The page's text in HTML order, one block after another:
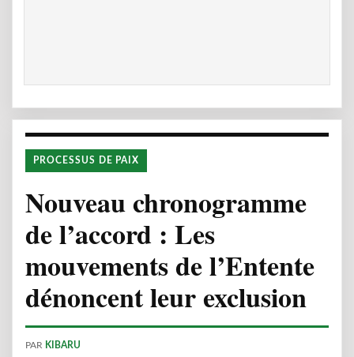
PROCESSUS DE PAIX
Nouveau chronogramme
de l’accord : Les
mouvements de l’Entente
dénoncent leur exclusion
PAR KIBARU